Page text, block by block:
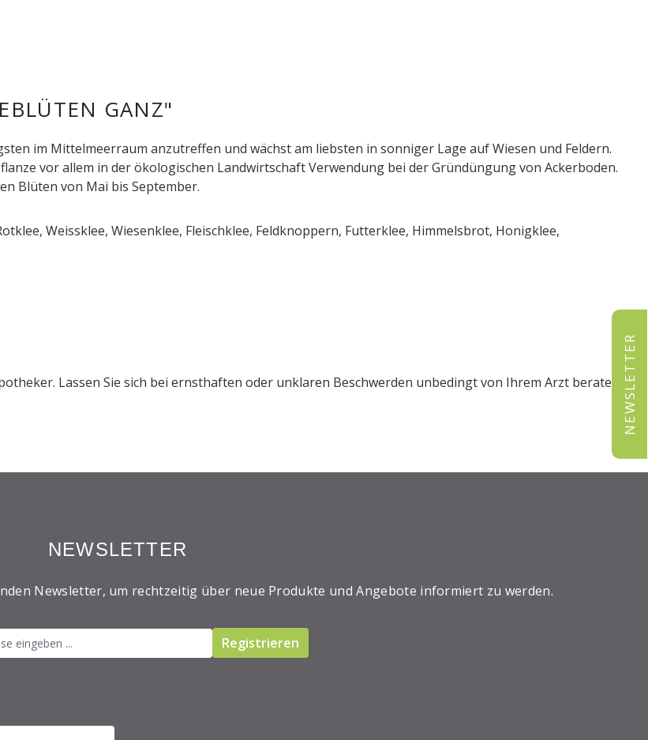
GANZ"
im Mittelmeerraum anzutreffen und wächst am liebsten in sonniger Lage auf Wiesen und Feldern.
vor allem in der ökologischen Landwirtschaft Verwendung bei der Gründüngung von Ackerboden.
Blüten von Mai bis September.
Weissklee, Wiesenklee, Fleischklee, Feldknoppern, Futterklee, Himmelsbrot, Honigklee,
Lassen Sie sich bei ernsthaften oder unklaren Beschwerden unbedingt von Ihrem Arzt beraten.
NEWSLETTER
Newsletter, um rechtzeitig über neue Produkte und Angebote informiert zu werden.
Registrieren
NEWSLETTER